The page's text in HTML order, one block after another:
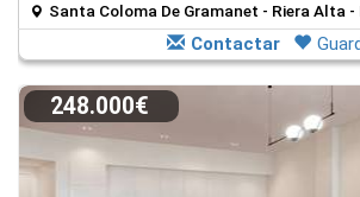
Santa Coloma De Gramanet - Riera Alta
Contactar
248.000€